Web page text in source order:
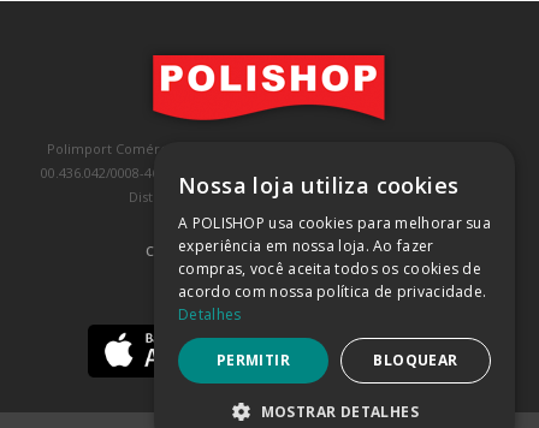
Polimport Comércio e Exportação LTDA, inscrita no CNPJ/MF sob o nº
00.436.042/0008-46, IE 407.458.707.103, com sede na Rua Kanebo, nº 175,
Distrito Industrial, Jundiaí/SP, CEP: 13213-090
COMPRA 100% SEGURA (SAIBA MAIS)
BAIXE NOSSO APP
Nossa loja utiliza cookies
A POLISHOP usa cookies para melhorar sua
experiência em nossa loja. Ao fazer
compras, você aceita todos os cookies de
acordo com nossa política de privacidade.
Detalhes
PERMITIR BLOQUEAR
MOSTRAR DETALHES